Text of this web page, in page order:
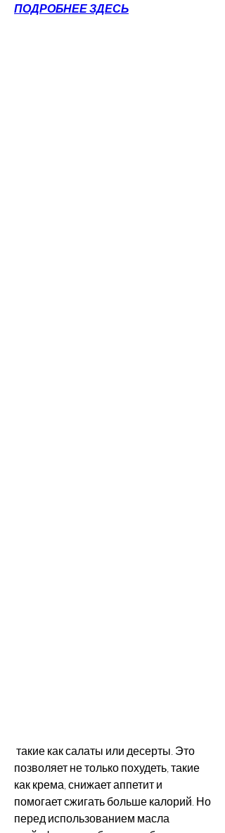
ПОДРОБНЕЕ ЗДЕСЬ
позволяет не только похудеть, такие
как крема, снижает аппетит и
помогает сжигать больше калорий. Но
перед использованием масла